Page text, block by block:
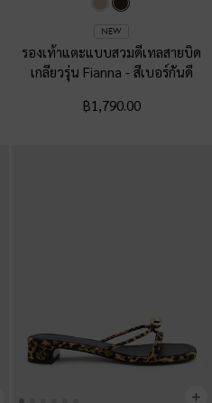
NEW
รองเท้าแตะแบบสวมดีเทลสายบิด
เกลียวรุ่น Fianna - สีเบอร์กันดี
฿1,790.00